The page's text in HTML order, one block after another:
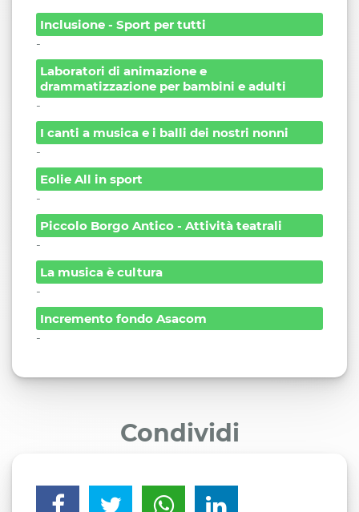
Inclusione - Sport per tutti
-
Laboratori di animazione e
drammatizzazione per bambini e adulti
-
I canti a musica e i balli dei nostri nonni
-
Eolie All in sport
-
Piccolo Borgo Antico - Attività teatrali
-
La musica è cultura
-
Incremento fondo Asacom
-
Condividi